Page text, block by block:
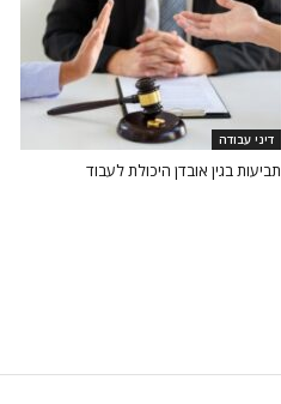
דיני עבודה
תביעות בגין אובדן היכולת לעבוד